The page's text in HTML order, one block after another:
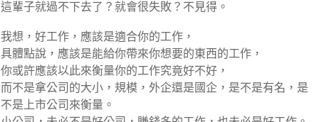
這輩子就過不下去了？就會很失敗？不見得。
我想，好工作，應該是適合你的工作，
具體點說，應該是能給你帶來你想要的東西的工作，
你或許應該以此來衡量你的工作究竟好不好，
而不是拿公司的大小，規模，外企還是國企，是不是有名，是
不是上市公司來衡量。